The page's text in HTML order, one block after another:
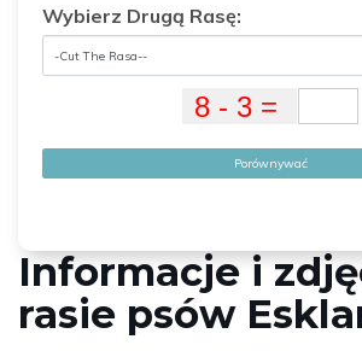
Wybierz Drugą Rasę:
Porównywać
Informacje i
rasie psów